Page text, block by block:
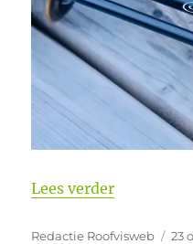
Lees verder“Nieuw
Auteur
Redactie Roofvisweb 23